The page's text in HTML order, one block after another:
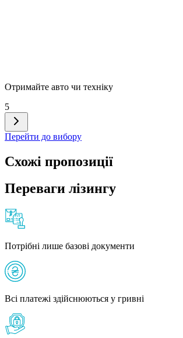
Отримайте авто чи техніку
5
Перейти до вибору
Схожі пропозиції
Переваги лізингу
Потрібні лише базові документи
Всі платежі здійснюються у гривні